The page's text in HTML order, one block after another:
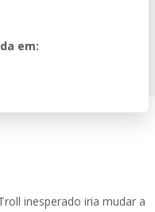
em:
inesperado iria mudar a